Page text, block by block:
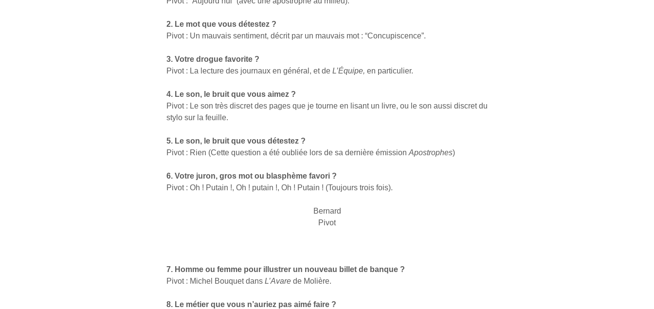
2. Le mot que vous détestez ?
Pivot : Un mauvais sentiment, décrit par un mauvais mot : “Concupiscence”.
3. Votre drogue favorite ?
Pivot : La lecture des journaux en général, et de L’Équipe, en particulier.
4. Le son, le bruit que vous aimez ?
Pivot : Le son très discret des pages que je tourne en lisant un livre, ou le son aussi discret du
stylo sur la feuille.
5. Le son, le bruit que vous détestez ?
Pivot : Rien (Cette question a été oubliée lors de sa dernière émission Apostrophes)
6. Votre juron, gros mot ou blasphème favori ?
Pivot : Oh ! Putain !, Oh ! putain !, Oh ! Putain ! (Toujours trois fois).
Bernard
Pivot
7. Homme ou femme pour illustrer un nouveau billet de banque ?
Pivot : Michel Bouquet dans L’Avare de Molière.
8. Le métier que vous n’auriez pas aimé faire ?